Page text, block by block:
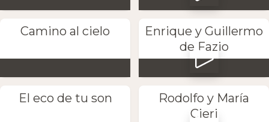
Camino al cielo
Enrique y Guillermo
de Fazio
El eco de tu son
Rodolfo y María
Cieri